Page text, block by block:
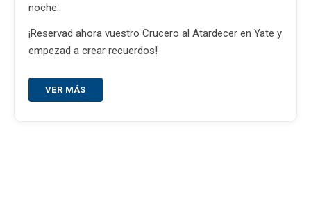
noche.
¡Reservad ahora vuestro Crucero al Atardecer en Yate y
empezad a crear recuerdos!
VER MÁS